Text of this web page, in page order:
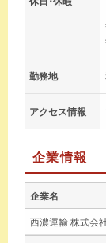
勤務地
アクセス情報
企業情報
企業名
西濃運輸 株式会